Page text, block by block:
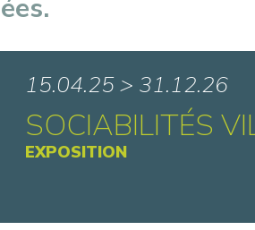
15.04.25 > 31.12.26
SOCIABILITÉS
EXPOSITION